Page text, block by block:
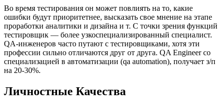
Во время тестирования он может повлиять на то, какие
ошибки будут приоритетнее, высказать свое мнение на этапе
проработки аналитики и дизайна и т. С точки зрения функций
тестировщик — более узкоспециализированный специалист.
QA-инженеров часто путают с тестировщиками, хотя эти
профессии сильно отличаются друг от друга. QA Engineer со
специализацией в автоматизации (qa automation), получает з/п
на 20-30%.
Личностные Качества